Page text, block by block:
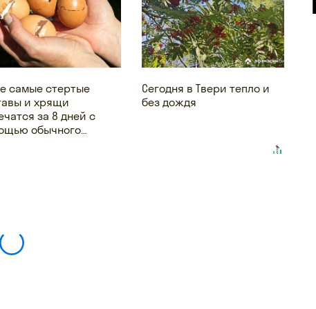
самые стертые
и хрящи
за 8 дней с
обычного…
Сегодня в Твери тепло и
без дождя